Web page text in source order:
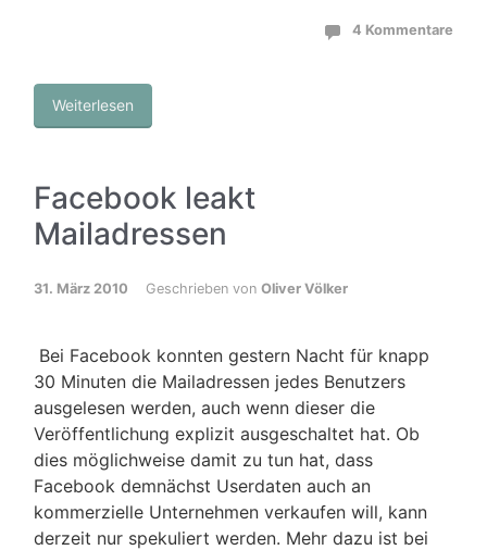
4 Kommentare
Weiterlesen
Facebook leakt
Mailadressen
31. März 2010 Geschrieben von Oliver Völker
Bei Facebook konnten gestern Nacht für knapp
30 Minuten die Mailadressen jedes Benutzers
ausgelesen werden, auch wenn dieser die
Veröffentlichung explizit ausgeschaltet hat. Ob
dies möglichweise damit zu tun hat, dass
Facebook demnächst Userdaten auch an
kommerzielle Unternehmen verkaufen will, kann
derzeit nur spekuliert werden. Mehr dazu ist bei